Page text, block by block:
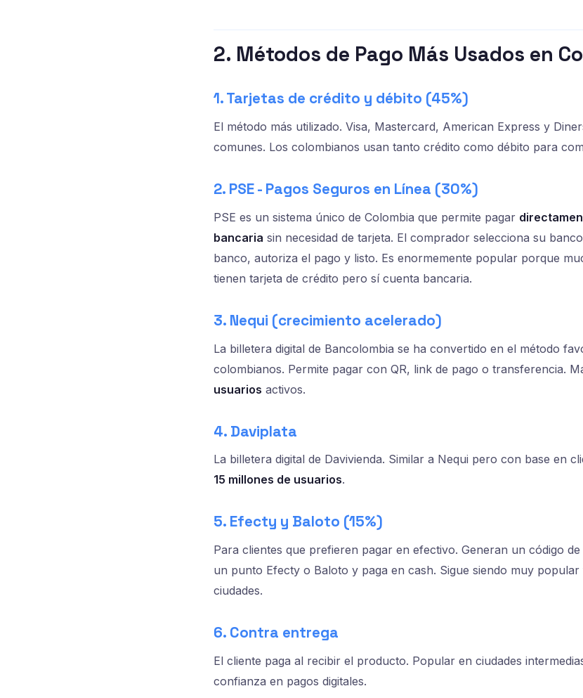
2. Métodos de Pago Más Usados en
1. Tarjetas de crédito y débito (45%)
El método más utilizado. Visa, Mastercard, American Express y
comunes. Los colombianos usan tanto crédito como débito para
2. PSE - Pagos Seguros en Línea (30%)
PSE es un sistema único de Colombia que permite pagar
bancaria sin necesidad de tarjeta. El comprador selecciona su
banco, autoriza el pago y listo. Es enormemente popular porque
tienen tarjeta de crédito pero sí cuenta bancaria.
3. Nequi (crecimiento acelerado)
La billetera digital de Bancolombia se ha convertido en el método
colombianos. Permite pagar con QR, link de pago o transferencia.
usuarios activos.
4. Daviplata
La billetera digital de Davivienda. Similar a Nequi pero con base en
15 millones de usuarios.
5. Efecty y Baloto (15%)
Para clientes que prefieren pagar en efectivo. Generan un código
un punto Efecty o Baloto y paga en cash. Sigue siendo muy
ciudades.
6. Contra entrega
El cliente paga al recibir el producto. Popular en ciudades
confianza en pagos digitales.